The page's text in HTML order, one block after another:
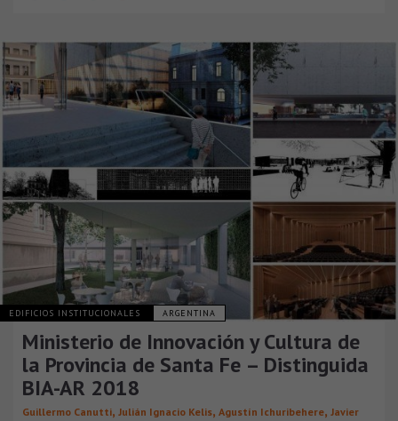
EDIFICIOS INSTITUCIONALES ARGENTINA
Ministerio de Innovación y Cultura de
la Provincia de Santa Fe – Distinguida
BIA-AR 2018
Guillermo Canutti, Julián Ignacio Kelis, Agustín Ichuribehere, Javier